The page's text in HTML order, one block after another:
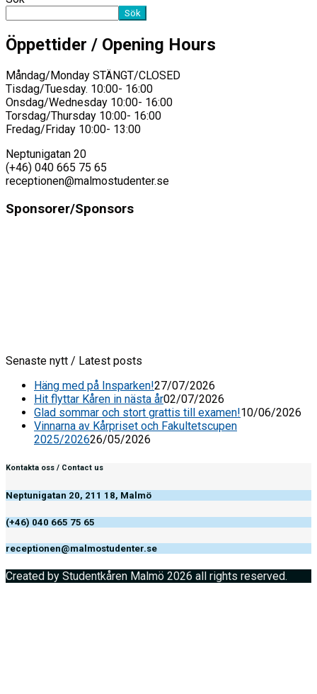
Sök
Öppettider / Opening Hours
Måndag/Monday STÄNGT/CLOSED
Tisdag/Tuesday. 10:00- 16:00
Onsdag/Wednesday 10:00- 16:00
Torsdag/Thursday 10:00- 16:00
Fredag/Friday 10:00- 13:00
Neptunigatan 20
(+46) 040 665 75 65
receptionen@malmostudenter.se
Sponsorer/Sponsors
Senaste nytt / Latest posts
Häng med på Insparken!27/07/2026
Hit flyttar Kåren in nästa år02/07/2026
Glad sommar och stort grattis till examen!10/06/2026
Vinnarna av Kårpriset och Fakultetscupen
2025/202626/05/2026
Kontakta oss / Contact us
Neptunigatan 20, 211 18, Malmö
(+46) 040 665 75 65
receptionen@malmostudenter.se
Created by Studentkåren Malmö 2026 all rights reserved.